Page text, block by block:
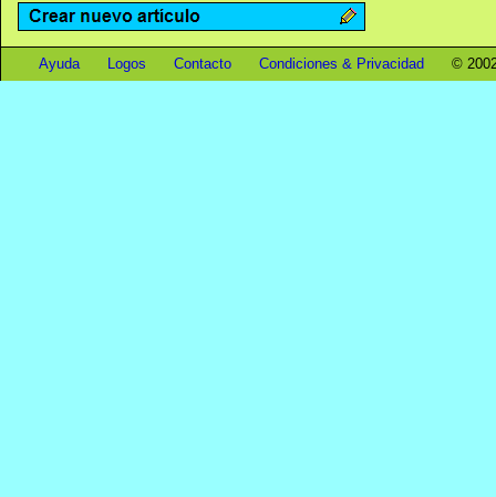
Ayuda Logos Contacto Condiciones & Privacidad ©